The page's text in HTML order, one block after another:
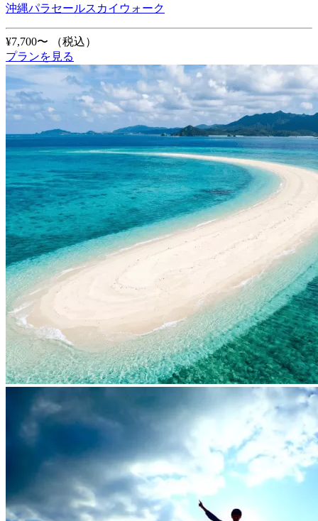
沖縄パラセールスカイウォーク
¥7,700〜
（税込）
プランを見る